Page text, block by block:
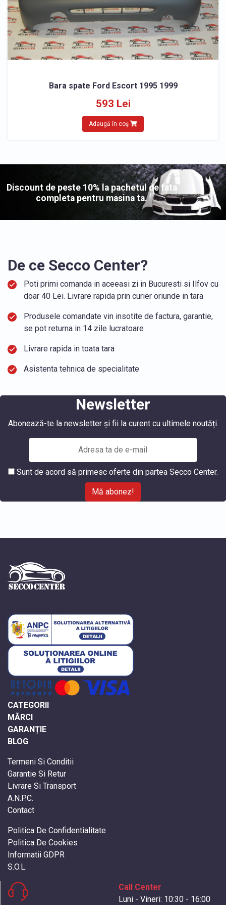
Bara spate Ford Escort 1995 1999
593 Lei
Adaugă în coș
Discount de peste 10% la pachetul de fata
completa pentru masina ta.
De ce Secco Center?
Poti primi comanda in aceeasi zi in Bucuresti si Ilfov cu
doar 40 Lei. Livrare rapida prin curier oriunde in tara
Produsele comandate vin insotite de factura, garantie,
se pot returna in 14 zile lucratoare
Livrare rapida in toata tara
Asistenta tehnica de specialitate
Newsletter
Abonează-te la newsletter și fii la curent cu ultimele noutăți.
Sunt de acord să primesc oferte din partea Secco Center.
Mă abonez!
CATEGORII
MĂRCI
GARANȚIE
BLOG
Termeni Si Conditii
Garantie Si Retur
Livrare Si Transport
A.N.P.C.
Contact
Politica De Confidentialitate
Politica De Cookies
Informatii GDPR
S.O.L.
Call Center
Luni - Vineri: 10:30 - 16:00